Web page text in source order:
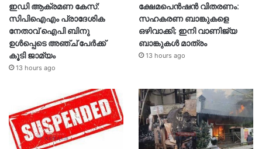
ഇഡി ആക്രമണ കേസ്:
സിപിഐഎം പ്രാദേശിക
നേതാവ് ഐപി ബിനു
ഉൾപ്പെടെ അഞ്ച് പേർക്ക്
കൂടി ജാമ്യം
13 hours ago
ക്ഷേമപെൻഷൻ വിതരണം:
സഹകരണ ബാങ്കുകളെ
ഒഴിവാക്കി; ഇനി വാണിജ്യ
ബാങ്കുകൾ മാത്രം
13 hours ago